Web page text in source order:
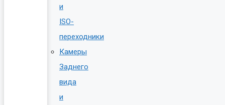
и
ISO-
переходники
Камеры
Заднего
вида
и